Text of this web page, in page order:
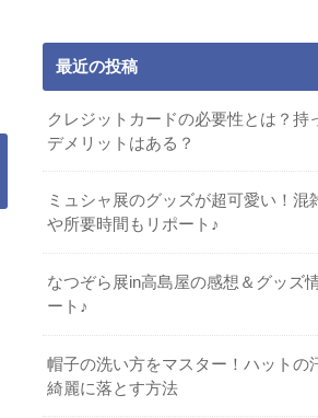
最近の投稿
クレジットカードの必要性とは？持
デメリットはある？
ミュシャ展のグッズが超可愛い！混
や所要時間もリポート♪
なつぞら展in高島屋の感想＆グッズ
ート♪
帽子の洗い方をマスター！ハットの
綺麗に落とす方法